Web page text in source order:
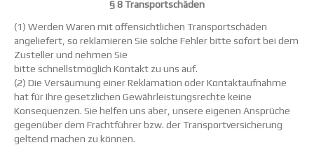
§ 8 Transportschäden
(1) Werden Waren mit offensichtlichen Transportschäden
angeliefert, so reklamieren Sie solche Fehler bitte sofort bei dem
Zusteller und nehmen Sie
bitte schnellstmöglich Kontakt zu uns auf.
(2) Die Versäumung einer Reklamation oder Kontaktaufnahme
hat für Ihre gesetzlichen Gewährleistungsrechte keine
Konsequenzen. Sie helfen uns aber, unsere eigenen Ansprüche
gegenüber dem Frachtführer bzw. der Transportversicherung
geltend machen zu können.